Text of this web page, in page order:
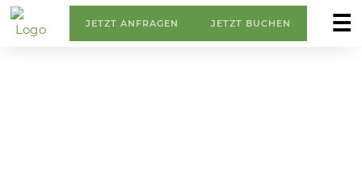
JETZT ANFRAGEN JETZT BUCHEN ☰